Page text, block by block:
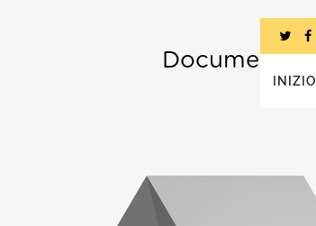
INIZIO
Documenti